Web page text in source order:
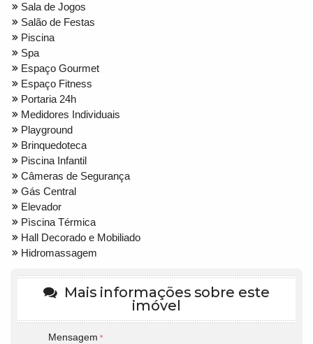
Sala de Jogos
Salão de Festas
Piscina
Spa
Espaço Gourmet
Espaço Fitness
Portaria 24h
Medidores Individuais
Playground
Brinquedoteca
Piscina Infantil
Câmeras de Segurança
Gás Central
Elevador
Pìscina Térmica
Hall Decorado e Mobiliado
Hidromassagem
Mais informações sobre este
imóvel
Mensagem